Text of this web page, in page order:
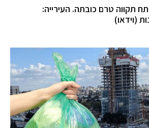
תקווה טרם כובתה. העירייה:
(וידאו)